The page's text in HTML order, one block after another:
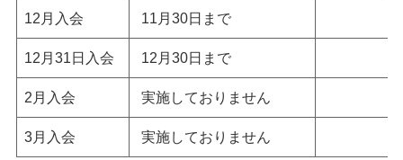
12月入会 11月30日まで
12月31日入会 12月30日まで
2月入会 実施しておりません
3月入会 実施しておりません